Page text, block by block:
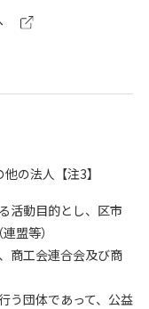
の法人【注3】
活動目的とし、区市
盟等）
商工会連合会及び商
う団体であって、公益